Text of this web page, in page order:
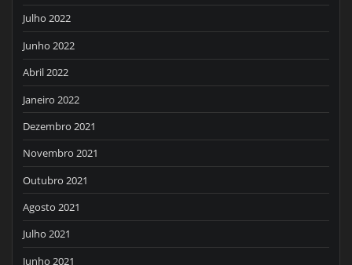
Julho 2022
Junho 2022
Abril 2022
Janeiro 2022
Dezembro 2021
Novembro 2021
Outubro 2021
Agosto 2021
Julho 2021
Junho 2021